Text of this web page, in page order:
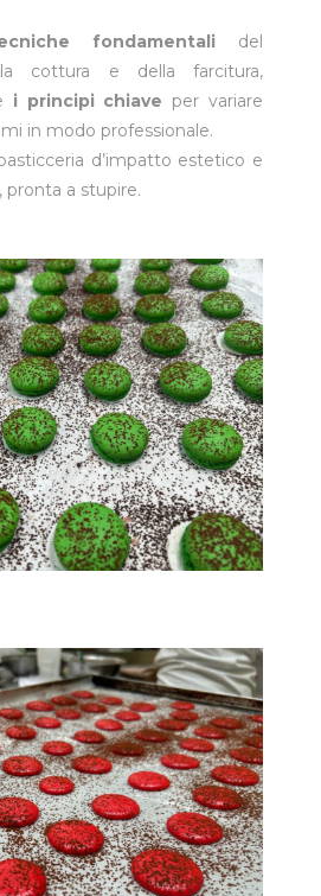
fondamentali del
cottura e della farcitura,
i principi chiave per variare
in modo professionale.
d’impatto estetico e
pronta a stupire.